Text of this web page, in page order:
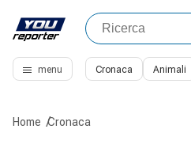
menu Cronaca Animali
Home Cronaca